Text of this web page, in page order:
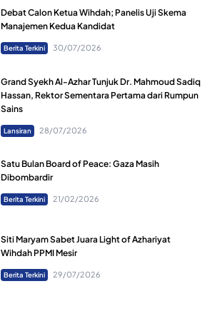
Debat Calon Ketua Wihdah; Panelis Uji Skema
Manajemen Kedua Kandidat
Berita Terkini 30/07/2026
Grand Syekh Al-Azhar Tunjuk Dr. Mahmoud Sadiq
Hassan, Rektor Sementara Pertama dari Rumpun
Sains
Lansiran 28/07/2026
Satu Bulan Board of Peace: Gaza Masih
Dibombardir
Berita Terkini 21/02/2026
Siti Maryam Sabet Juara Light of Azhariyat
Wihdah PPMI Mesir
Berita Terkini 29/07/2026